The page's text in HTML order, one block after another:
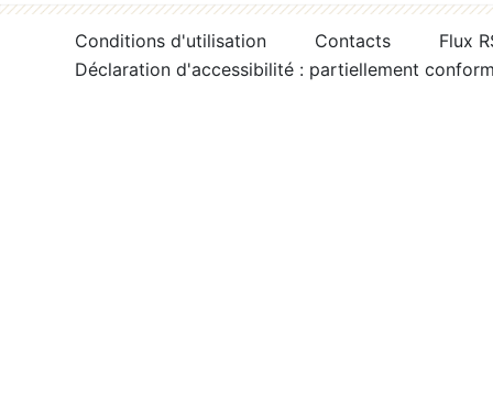
Conditions d'utilisation Contacts
Flux
Déclaration d'accessibilité : partiellement